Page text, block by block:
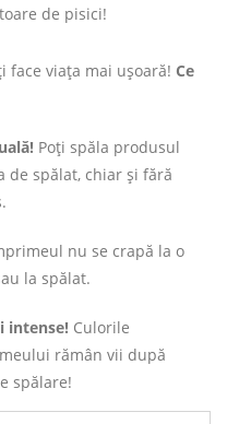
de pisici!
face viața mai ușoară! Ce
Poți spăla produsul
de spălat, chiar și fără
nu se crapă la o
la spălat.
intense! Culorile
rămân vii după
spălare!